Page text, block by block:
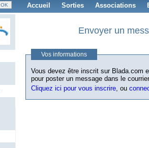
Accueil Sorties Associations
Envoyer un
Vos informations
Vous devez être inscrit sur Blada.com
pour poster un message dans le
Cliquez ici pour vous inscrire, ou